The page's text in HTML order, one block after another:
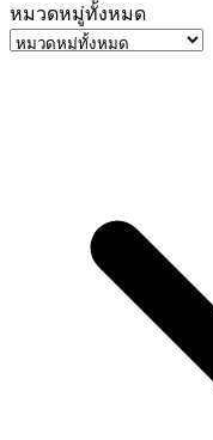
หมวดหมู่ทั้งหมด